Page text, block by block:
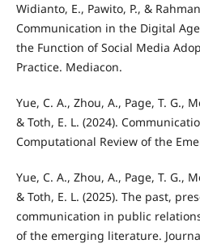
Widianto, E., Pawito, P., &
Communication in the Digital
the Function of Social Media
Practice. Mediacon.
Yue, C. A., Zhou, A., Page, T. G.,
& Toth, E. L. (2024).
Computational Review of the
Yue, C. A., Zhou, A., Page, T. G.,
& Toth, E. L. (2025). The past,
communication in public
of the emerging literature.